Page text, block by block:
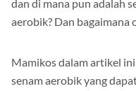
dan di mana pun adalah
aerobik? Dan bagaimana
Mamikos dalam artikel
senam aerobik yang